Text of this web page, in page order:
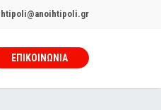
ΕΠΙΚΟΙΝΩΝΊΑ